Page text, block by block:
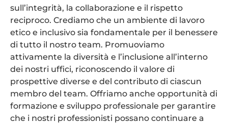
sull’integrità, la collaborazione e il rispetto
reciproco. Crediamo che un ambiente di lavoro
etico e inclusivo sia fondamentale per il benessere
di tutto il nostro team. Promuoviamo
attivamente la diversità e l’inclusione all’interno
dei nostri uffici, riconoscendo il valore di
prospettive diverse e del contributo di ciascun
membro del team. Offriamo anche opportunità di
formazione e sviluppo professionale per garantire
che i nostri professionisti possano continuare a